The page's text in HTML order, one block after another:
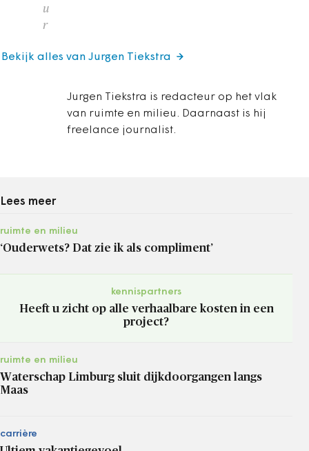
u
r
Jurgen Tiekstra is redacteur op het vlak
van ruimte en milieu. Daarnaast is hij
freelance journalist.
Bekijk alles van Jurgen Tiekstra
Lees meer
ruimte en milieu
‘Ouderwets? Dat zie ik als compliment’
kennispartners
Heeft u zicht op alle verhaalbare kosten in een
project?
ruimte en milieu
Waterschap Limburg sluit dijkdoorgangen langs
Maas
carrière